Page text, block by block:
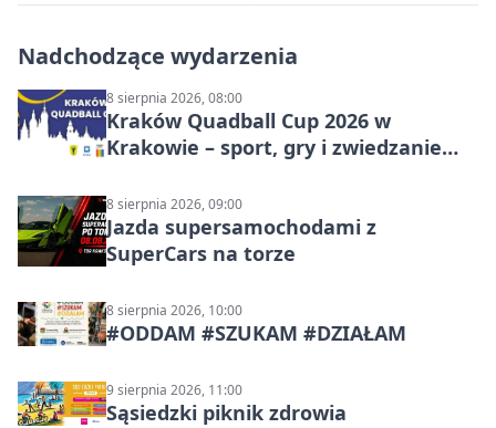
Nadchodzące wydarzenia
8 sierpnia 2026, 08:00
Kraków Quadball Cup 2026 w
Krakowie – sport, gry i zwiedzanie
8 sierpnia 2026, 09:00
Jazda supersamochodami z
SuperCars na torze
8 sierpnia 2026, 10:00
#ODDAM #SZUKAM #DZIAŁAM
9 sierpnia 2026, 11:00
Sąsiedzki piknik zdrowia